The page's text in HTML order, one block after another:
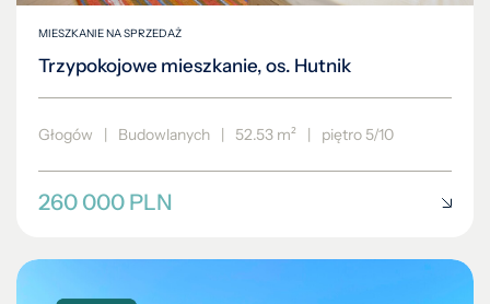
MIESZKANIE NA SPRZEDAŻ
Trzypokojowe mieszkanie, os. Hutnik
Głogów | Budowlanych | 52.53 m² | piętro 5/10
260 000 PLN